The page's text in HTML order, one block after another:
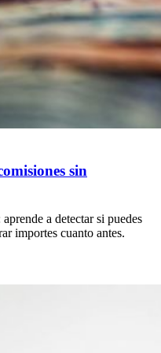
sin
a detectar si puedes
importes cuanto antes.